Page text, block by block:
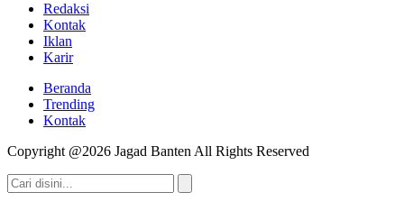
Redaksi
Kontak
Iklan
Karir
Beranda
Trending
Kontak
Copyright @2026 Jagad Banten All Rights Reserved